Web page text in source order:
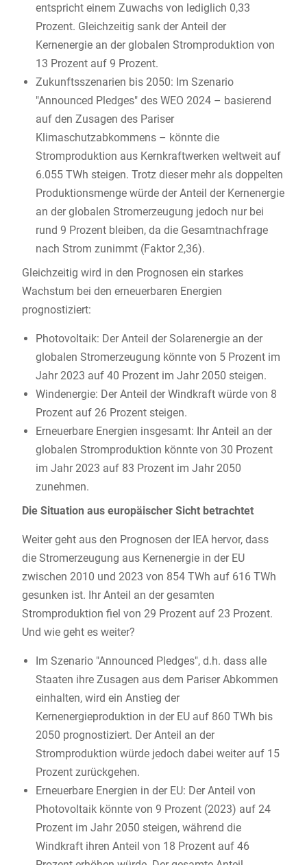
entspricht einem Zuwachs von lediglich 0,33
Prozent. Gleichzeitig sank der Anteil der
Kernenergie an der globalen Stromproduktion von
13 Prozent auf 9 Prozent.
Zukunftsszenarien bis 2050: Im Szenario
"Announced Pledges" des WEO 2024 – basierend
auf den Zusagen des Pariser
Klimaschutzabkommens – könnte die
Stromproduktion aus Kernkraftwerken weltweit auf
6.055 TWh steigen. Trotz dieser mehr als doppelten
Produktionsmenge würde der Anteil der Kernenergie
an der globalen Stromerzeugung jedoch nur bei
rund 9 Prozent bleiben, da die Gesamtnachfrage
nach Strom zunimmt (Faktor 2,36).
Gleichzeitig wird in den Prognosen ein starkes
Wachstum bei den erneuerbaren Energien
prognostiziert:
Photovoltaik: Der Anteil der Solarenergie an der
globalen Stromerzeugung könnte von 5 Prozent im
Jahr 2023 auf 40 Prozent im Jahr 2050 steigen.
Windenergie: Der Anteil der Windkraft würde von 8
Prozent auf 26 Prozent steigen.
Erneuerbare Energien insgesamt: Ihr Anteil an der
globalen Stromproduktion könnte von 30 Prozent
im Jahr 2023 auf 83 Prozent im Jahr 2050
zunehmen.
Die Situation aus europäischer Sicht betrachtet
Weiter geht aus den Prognosen der IEA hervor, dass
die Stromerzeugung aus Kernenergie in der EU
zwischen 2010 und 2023 von 854 TWh auf 616 TWh
gesunken ist. Ihr Anteil an der gesamten
Stromproduktion fiel von 29 Prozent auf 23 Prozent.
Und wie geht es weiter?
Im Szenario "Announced Pledges", d.h. dass alle
Staaten ihre Zusagen aus dem Pariser Abkommen
einhalten, wird ein Anstieg der
Kernenergieproduktion in der EU auf 860 TWh bis
2050 prognostiziert. Der Anteil an der
Stromproduktion würde jedoch dabei weiter auf 15
Prozent zurückgehen.
Erneuerbare Energien in der EU: Der Anteil von
Photovoltaik könnte von 9 Prozent (2023) auf 24
Prozent im Jahr 2050 steigen, während die
Windkraft ihren Anteil von 18 Prozent auf 46